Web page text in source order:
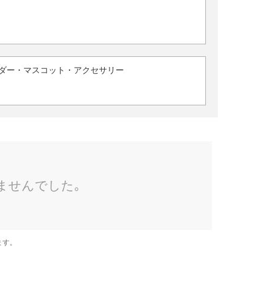
ー・マスコット・アクセサリー